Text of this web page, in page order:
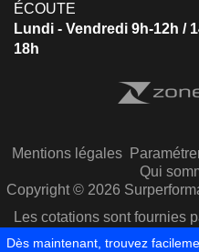
ÉCOUTE
Lundi - Vendredi 9h-12h /
18h
Mentions légales
Qui
Copyright © 2026
Les cotations sont fournies
Dès maintenant, trouvez